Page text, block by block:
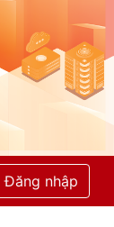
Đăng nhập